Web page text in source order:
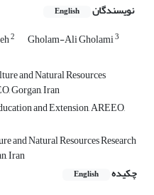
نویسندگان English
2 Gholam-Ali Gholami3
and Natural Resources
Gorgan, Iran
and Extension, AREEO,
and Natural Resources Research
Iran
چکیده
English